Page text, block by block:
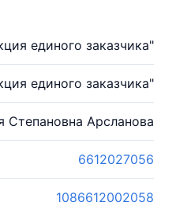
единого заказчика"
единого заказчика"
Степановна Арсланова
6612027056
1086612002058